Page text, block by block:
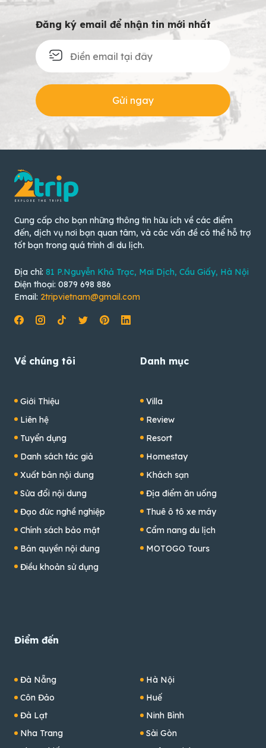
Đăng ký email để nhận tin mới nhất
Gửi ngay
Cung cấp cho bạn những thông tin hữu ích về các điểm
đến, dịch vụ nơi bạn quan tâm, và các vấn đề có thể hỗ trợ
tốt bạn trong quá trình đi du lịch.
Địa chỉ: 81 P.Nguyễn Khả Trạc, Mai Dịch, Cầu Giấy, Hà Nội
Điện thoại: 0879 698 886
Email: 2tripvietnam@gmail.com
Về chúng tôi
Giới Thiệu
Liên hệ
Tuyển dụng
Danh sách tác giả
Xuất bản nội dung
Sửa đổi nội dung
Đạo đức nghề nghiệp
Chính sách bảo mật
Bản quyền nội dung
Điều khoản sử dụng
Danh mục
Villa
Review
Resort
Homestay
Khách sạn
Địa điểm ăn uống
Thuê ô tô xe máy
Cẩm nang du lịch
MOTOGO Tours
Điểm đến
Đà Nẵng
Côn Đảo
Đà Lạt
Nha Trang
Hà Nội
Huế
Ninh Bình
Sài Gòn